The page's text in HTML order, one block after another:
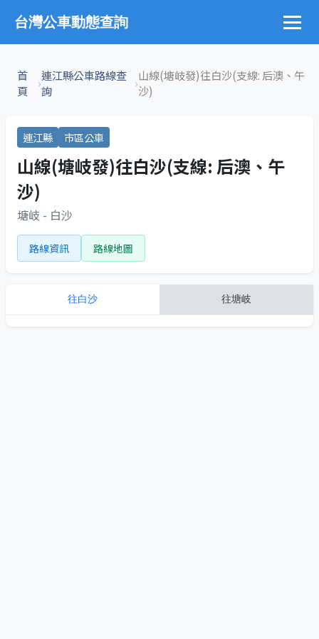
台灣公車動態查詢
首
頁
›連江縣公車路線查
詢
›山線(塘岐發)往白沙(支線: 后澳、午
沙)
連江縣 市區公車
山線(塘岐發)往白沙(支線: 后澳、午
沙)
塘岐 - 白沙
路線資訊 路線地圖
往白沙 往塘岐